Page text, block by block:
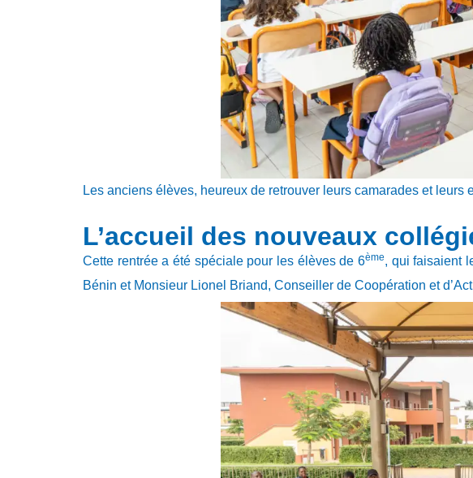
Les anciens élèves, heureux de retrouver leurs camarades et
L’accueil des nouveaux
Cette rentrée a été spéciale pour les élèves de 6ème, qui faisaient
Bénin et Monsieur Lionel Briand, Conseiller de Coopération et